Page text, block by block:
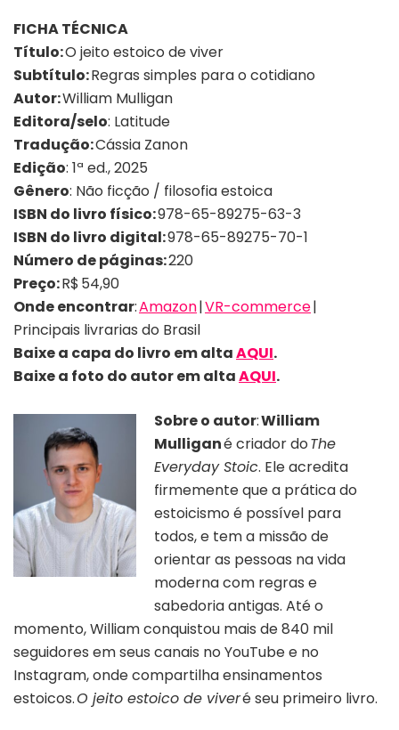
FICHA TÉCNICA
Título:O jeito estoico de viver
Subtítulo:Regras simples para o cotidiano
Autor:William Mulligan
Editora/selo: Latitude
Tradução:Cássia Zanon
Edição: 1ª ed., 2025
Gênero: Não ficção / filosofia estoica
ISBN do livro físico:978-65-89275-63-3
ISBN do livro digital:978-65-89275-70-1
Número de páginas:220
Preço:R$ 54,90
Onde encontrar:Amazon|VR-commerce|
Principais livrarias do Brasil
Baixe a capa do livro em altaAQUI.
Baixe a foto do autor em altaAQUI.
Sobre o autor:William
Mulligané criador doThe
Everyday Stoic. Ele acredita
firmemente que a prática do
estoicismo é possível para
todos, e tem a missão de
orientar as pessoas na vida
moderna com regras e
sabedoria antigas. Até o
momento, William conquistou mais de 840 mil
seguidores em seus canais no YouTube e no
Instagram, onde compartilha ensinamentos
estoicos.O jeito estoico de viveré seu primeiro livro.